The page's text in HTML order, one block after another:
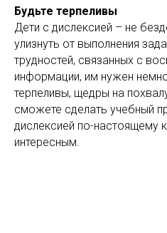
Будьте терпеливы
Дети с дислексией – не
улизнуть от выполнения
трудностей, связанных с
информации, им нужен
терпеливы, щедры на
сможете сделать учебный
дислексией по-настоящему
интересным.